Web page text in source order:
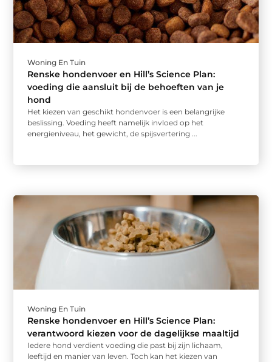
Woning En Tuin
Renske hondenvoer en Hill’s Science Plan:
voeding die aansluit bij de behoeften van je
hond
Het kiezen van geschikt hondenvoer is een belangrijke
beslissing. Voeding heeft namelijk invloed op het
energieniveau, het gewicht, de spijsvertering ...
Woning En Tuin
Renske hondenvoer en Hill’s Science Plan:
verantwoord kiezen voor de dagelijkse maaltijd
Iedere hond verdient voeding die past bij zijn lichaam,
leeftijd en manier van leven. Toch kan het kiezen van